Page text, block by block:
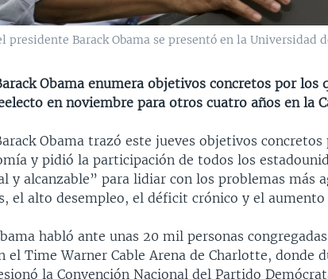
presidente Barack Obama se presentó en la Universidad
Obama enumera objetivos concretos por los
en noviembre para otros cuatro años en la
Obama trazó este jueves objetivos concretos
y pidió la participación de todos los
y alcanzable” para lidiar con los problemas más
el alto desempleo, el déficit crónico y el aumento
habló ante unas 20 mil personas
el Time Warner Cable Arena de Charlotte, donde
la Convención Nacional del Partido